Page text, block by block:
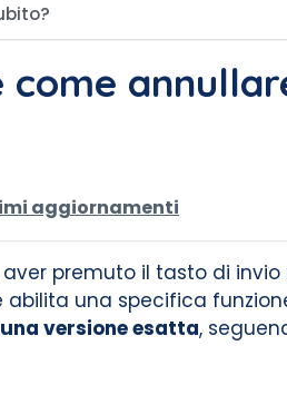
aggiornamenti
premuto il tasto di invio
abilita una specifica
versione esatta,